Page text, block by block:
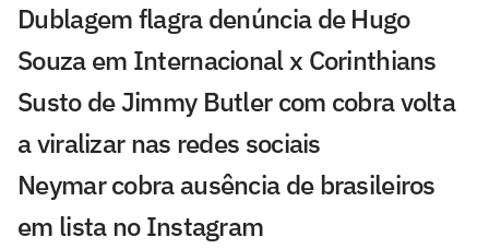
Dublagem flagra denúncia de Hugo
Souza em Internacional x Corinthians
Susto de Jimmy Butler com cobra volta
a viralizar nas redes sociais
Neymar cobra ausência de brasileiros
em lista no Instagram